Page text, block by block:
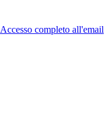
Accesso completo all'email